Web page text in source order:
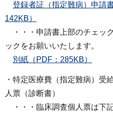
登録者証（指定難病）申請
142KB）
・・・申請書上部のチェッ
ックをお願いいたします。
別紙（PDF：285KB）
・特定医療費（指定難病）
人票（診断書）
・・・臨床調査個人票は下